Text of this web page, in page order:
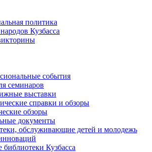
политика
Кузбасса
события
семинаров
выставки
справки и обзоры
обзоры
документы
обслуживающие детей и молодежь
библиотеки Кузбасса